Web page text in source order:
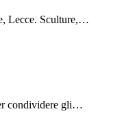
Lecce. Sculture,…
condividere gli…